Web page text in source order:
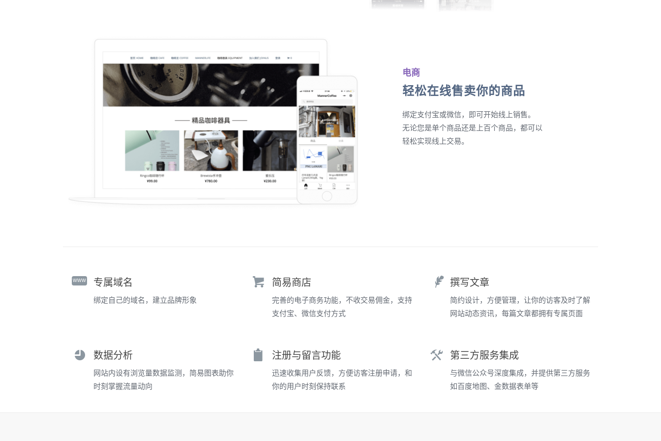
电商
轻松在线售卖你的商品
绑定支付宝或微信，即可开始线上销售。
无论您是单个商品还是上百个商品，都可以
轻松实现线上交易。
www 专属域名
绑定自己的域名，建立品牌形象
简易商店
完善的电子商务功能，不收交易佣金，支持
支付宝、微信支付方式
撰写文章
简约设计，方便管理，让你的访客及时了解
网站动态资讯，每篇文章都拥有专属页面
数据分析
网站内设有浏览量数据监测，简易图表助你
时刻掌握流量动向
注册与留言功能
迅速收集用户反馈，方便访客注册申请，和
你的用户时刻保持联系
第三方服务集成
与微信公众号深度集成，并提供第三方服务
如百度地图、金数据表单等